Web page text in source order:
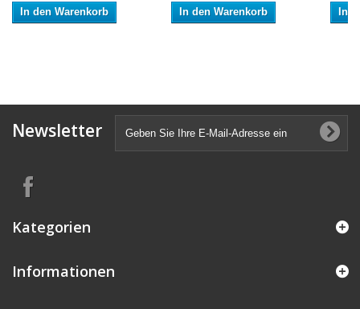
In den Warenkorb In den Warenkorb In
Newsletter
Kategorien
Informationen